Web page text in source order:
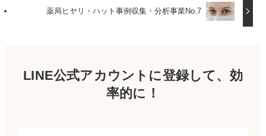
薬局ヒヤリ・ハット事例収集・分析事業No.7
LINE公式アカウントに登録して、効
率的に！